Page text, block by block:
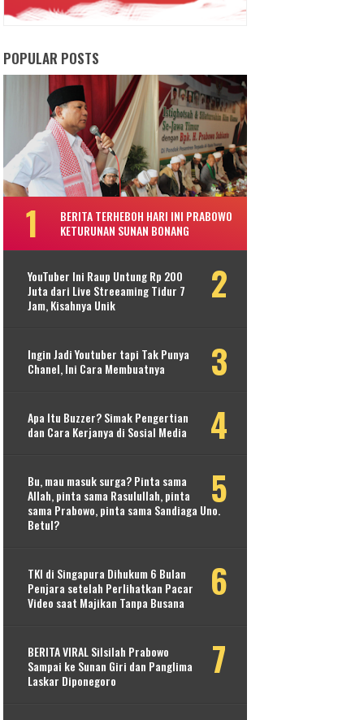
POPULAR POSTS
BERITA TERHEBOH HARI INI PRABOWO
KETURUNAN SUNAN BONANG
YouTuber Ini Raup Untung Rp 200
Juta dari Live Streeaming Tidur 7
Jam, Kisahnya Unik
Ingin Jadi Youtuber tapi Tak Punya
Chanel, Ini Cara Membuatnya
Apa Itu Buzzer? Simak Pengertian
dan Cara Kerjanya di Sosial Media
Bu, mau masuk surga? Pinta sama
Allah, pinta sama Rasulullah, pinta
sama Prabowo, pinta sama Sandiaga Uno.
Betul?
TKI di Singapura Dihukum 6 Bulan
Penjara setelah Perlihatkan Pacar
Video saat Majikan Tanpa Busana
BERITA VIRAL Silsilah Prabowo
Sampai ke Sunan Giri dan Panglima
Laskar Diponegoro